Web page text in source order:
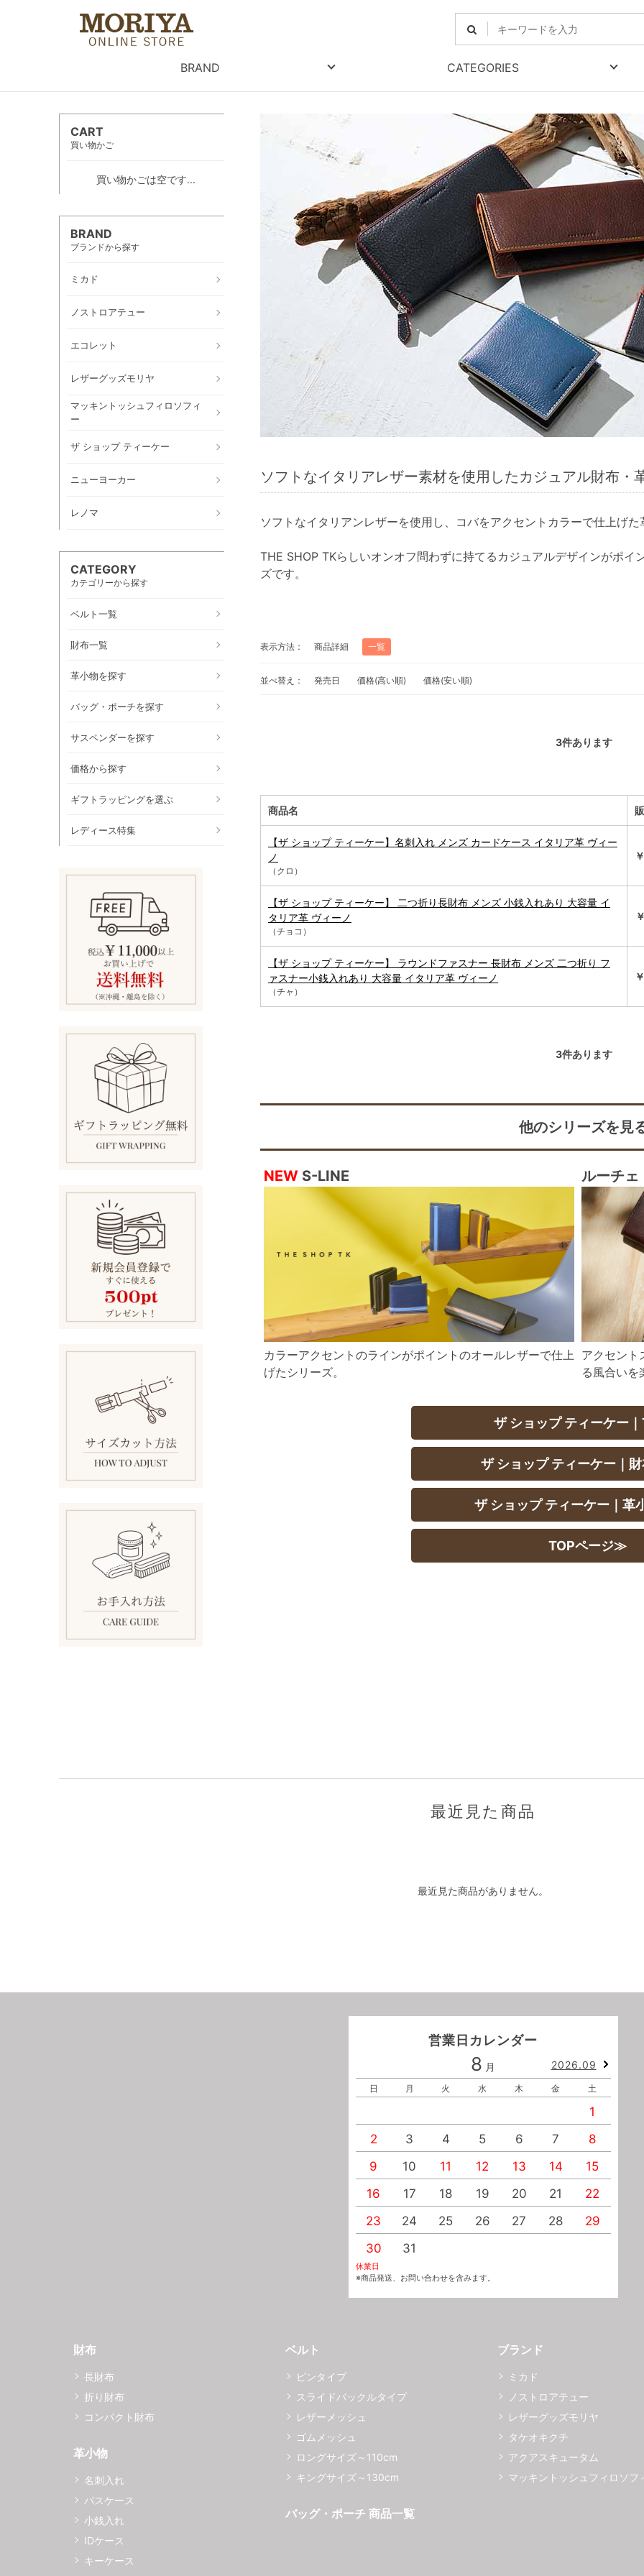
BRAND CATEGORIES
CART
買い物かご
買い物かごは空です...
BRAND
ブランドから探す
ミカド
ノストロアテュー
エコレット
レザーグッズモリヤ
マッキントッシュフィロソフィ
ー
ザ ショップ ティーケー
ニューヨーカー
レノマ
CATEGORY
カテゴリーから探す
ベルト一覧
財布一覧
革小物を探す
バッグ・ポーチを探す
サスペンダーを探す
価格から探す
ギフトラッピングを選ぶ
レディース特集
ソフトなイタリアレザー素材を使用したカジュアル財布・
ソフトなイタリアンレザーを使用し、コバをアクセントカラーで仕上げた
THE SHOP TKらしいオンオフ問わずに持てるカジュアルデザインがポイ
ズです。
表示方法： 商品詳細 一覧
並べ替え： 発売日 価格(高い順) 価格(安い順)
3件あります
商品名
【ザ ショップ ティーケー】名刺入れ メンズ カードケース イタリア革 ヴィー
ノ
（クロ）
【ザ ショップ ティーケー】 二つ折り長財布 メンズ 小銭入れあり 大容量 イ
タリア革 ヴィーノ
（チョコ）
【ザ ショップ ティーケー】 ラウンドファスナー 長財布 メンズ 二つ折り フ
ァスナー小銭入れあり 大容量 イタリア革 ヴィーノ
（チャ）
3件あります
他のシリーズを見
NEW S-LINE
カラーアクセントのラインがポイントのオールレザーで仕上
げたシリーズ。
ルーチェ
アクセント
る風合いを
ザ ショップ ティーケー
ザ ショップ ティーケー｜
ザ ショップ ティーケー｜革
TOPページ≫
最近見た商品
最近見た商品がありません。
営業日カレンダー
8 月 2026.09
日 月 火 水 木 金 土
1
2
3 4 5 6 7
8
9
10 11 12 13 14
15
16
17 18 19 20 21
22
23
24 25 26 27 28
29
30
31
休業日
※商品発送、お問い合わせを含みます。
財布
長財布
折り財布
コンパクト財布
革小物
名刺入れ
パスケース
小銭入れ
IDケース
キーケース
ベルト
ピンタイプ
スライドバックルタイプ
レザーメッシュ
ゴムメッシュ
ロングサイズ～110cm
キングサイズ～130cm
バッグ・ポーチ 商品一覧
ブランド
ミカド
ノストロアテュー
レザーグッズモリヤ
タケオキクチ
アクアスキュータム
マッキントッシュフィロソフ